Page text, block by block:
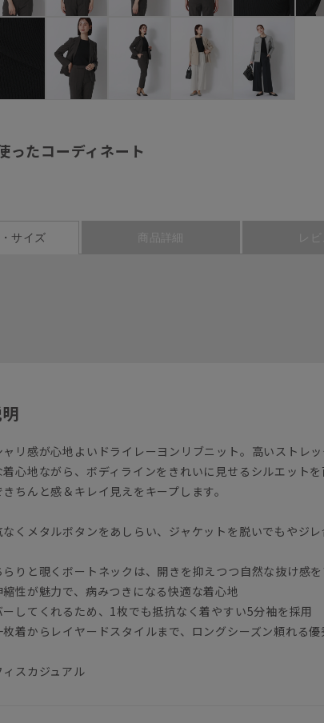
ったコーディネート
サイズ 商品詳細 レ
リ感が心地よいドライレーヨンリブニット。高いストレ
着心地ながら、ボディラインをきれいに見せるシルエット
ちんと感＆キレイ見えをキープします。
なくメタルボタンをあしらい、ジャケットを脱いでもやジ
らりと覗くボートネックは、開きを抑えつつ自然な抜け感
縮性が魅力で、病みつきになる快適な着心地
ーしてくれるため、1枚でも抵抗なく着やすい5分袖を採用
枚着からレイヤードスタイルまで、ロングシーズン頼れる優
スカジュアル